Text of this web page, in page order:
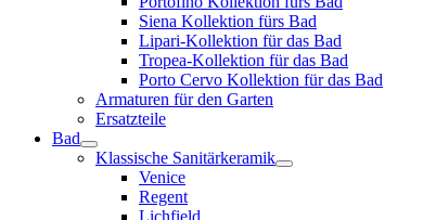
Siena Kollektion fürs Bad
Lipari-Kollektion für das Bad
Tropea-Kollektion für das Bad
Porto Cervo Kollektion für das Bad
Armaturen für den Garten
Ersatzteile
Bad
Klassische Sanitärkeramik
Venice
Regent
Lichfield